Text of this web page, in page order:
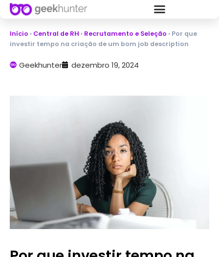
Início › Central de RH › Recrutamento e Seleção › Por que
investir tempo na criação de um bom job description
Geekhunter dezembro 19, 2024